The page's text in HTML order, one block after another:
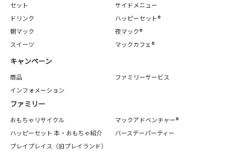
セット
サイドメニュー
ドリンク
ハッピーセット®
朝マック
夜マック®
スイーツ
マックカフェ®
キャンペーン
商品
ファミリーサービス
インフォメーション
ファミリー
おもちゃリサイクル
マックアドベンチャー®
ハッピーセット 本・おもちゃ紹介
バースデーパーティー
プレイプレイス（旧プレイランド）